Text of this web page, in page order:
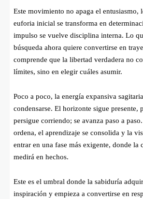
Este movimiento no apaga el entusiasmo,
euforia inicial se transforma en
impulso se vuelve disciplina interna. Lo
búsqueda ahora quiere convertirse en
comprende que la libertad verdadera no
límites, sino en elegir cuáles asumir.
Poco a poco, la energía expansiva
condensarse. El horizonte sigue presente,
persigue corriendo; se avanza paso a
ordena, el aprendizaje se consolida y la
entrar en una fase más exigente, donde la
medirá en hechos.
Este es el umbral donde la sabiduría
inspiración y empieza a convertirse en